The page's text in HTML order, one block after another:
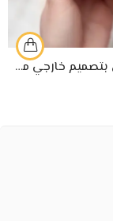
مج بورسلين بتصميم خارجي من الصلصال الحراري